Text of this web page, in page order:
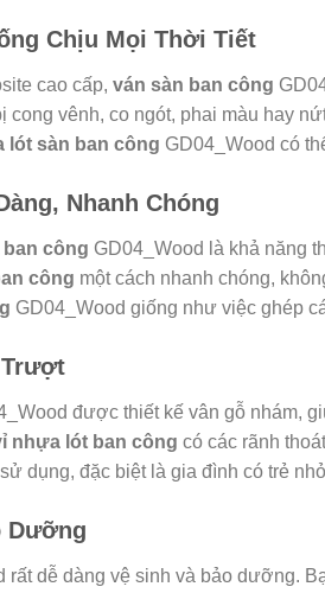
Chịu Mọi Thời Tiết
cao cấp, ván sàn ban công
cong vênh, co ngót, phai màu hay
lót sàn ban công GD04_Wood có
Nhanh Chóng
công GD04_Wood là khả năng
công một cách nhanh chóng,
GD04_Wood giống như việc ghép
Trượt
được thiết kế vân gỗ nhám,
nhựa lót ban công có các rãnh
dụng, đặc biệt là gia đình có trẻ
Dưỡng
rất dễ dàng vệ sinh và bảo dưỡng.